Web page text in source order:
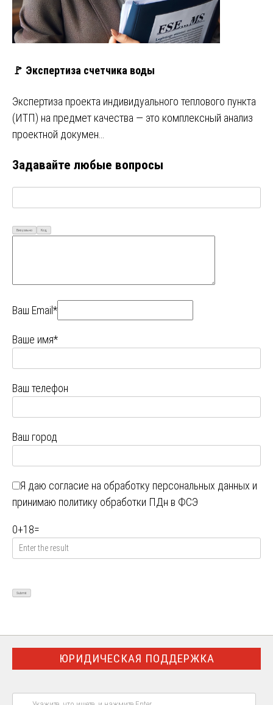
🚩 Экспертиза счетчика воды
Экспертиза проекта индивидуального теплового пункта
(ИТП) на предмет качества — это комплексный анализ
проектной докумен…
Задавайте любые вопросы
Визуально Код
Ваш Email*
Ваше имя*
Ваш телефон
Ваш город
Я даю согласие на обработку персональных данных и
принимаю политику обработки ПДн в ФСЭ
0+18=
ЮРИДИЧЕСКАЯ ПОДДЕРЖКА